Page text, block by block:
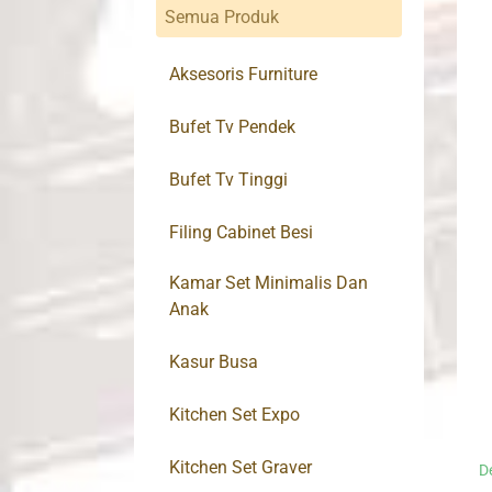
Semua Produk
Aksesoris Furniture
Bufet Tv Pendek
Bufet Tv Tinggi
Filing Cabinet Besi
Kamar Set Minimalis Dan
Anak
Kasur Busa
Kitchen Set Expo
Kitchen Set Graver